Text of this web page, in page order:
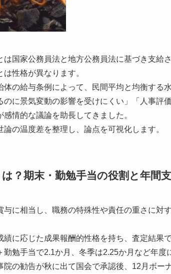
は国家公務員法と地方公務員法に基づき支給
性格が異なります。
体の給与条例によって、民間平均と均衡する
のに景気変動の影響を受けにくい」「人事評
情的な議論を助長してきました。
の温度差を整理し、論点を可視化します。
？期末・勤勉手当の役割と年間
与に相当し、職務の特殊性や責任の重さに対
に応じた成果報酬的性格を持ち、査定結果
勉手当で2.1か月、冬季は2.25か月など年度
院の勧告が秋に出て国会で承認後、12月ボー